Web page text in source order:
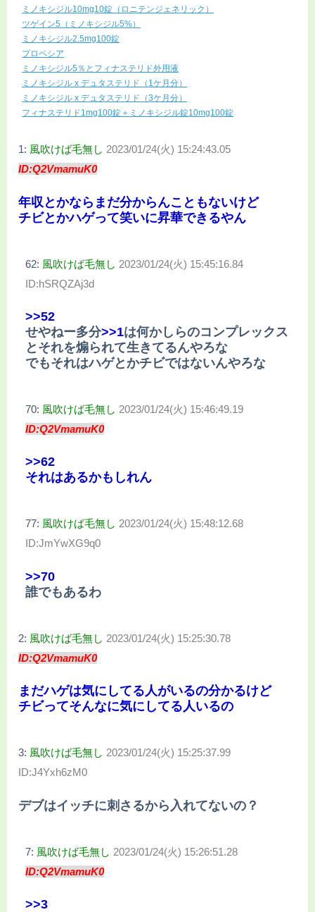
ミノキシジル10mg10錠（ロニテンジェネリック）
ツゲイン5（ミノキシジル5%）
ミノキシジル2.5mg100錠
プロペシア
ミノキシジル5％とフィナステリド外用液
ミノキシジル x デュタステリド（1ケ月分）
ミノキシジル x デュタステリド（3ケ月分）
フィナステリド1mg100錠＋ミノキシジル錠10mg100錠
1: 風吹けば毛無し 2023/01/24(火) 15:24:43.05
ID:Q2VmamuK0
年収とかならまだ分からんこともないけど
チビとかハゲって笑いに昇華できるやん
62: 風吹けば毛無し 2023/01/24(火) 15:45:16.84
ID:hSRQZAj3d
>>52
せやねー多分>>1は何かしらのコンプレックス
とそれを煽られて生きてるんやろな
でもそれはハゲとかチビではないんやろな
70: 風吹けば毛無し 2023/01/24(火) 15:46:49.19
ID:Q2VmamuK0
>>62
それはあるかもしれん
77: 風吹けば毛無し 2023/01/24(火) 15:48:12.68
ID:JmYwXG9q0
>>70
誰でもあるわ
2: 風吹けば毛無し 2023/01/24(火) 15:25:30.78
ID:Q2VmamuK0
まだハゲは気にしてる人がいるの分かるけど
チビってそんなに気にしてる人いるの
3: 風吹けば毛無し 2023/01/24(火) 15:25:37.99
ID:J4Yxh6zM0
デブはイッチに刺さるから入れてないの？
7: 風吹けば毛無し 2023/01/24(火) 15:26:51.28
ID:Q2VmamuK0
>>3